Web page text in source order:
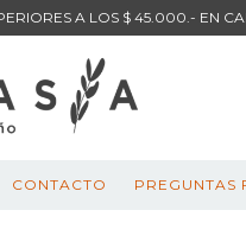
A LOS $ 45.000.- EN
CONTACTO PREGUNTAS